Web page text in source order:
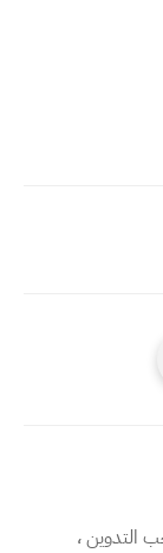
التدوين ،